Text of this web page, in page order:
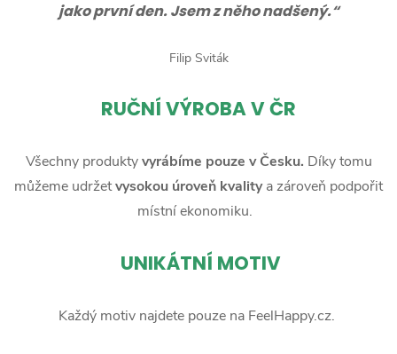
jako první den. Jsem z něho nadšený.“
Filip Sviták
RUČNÍ VÝROBA V ČR
Všechny produktyvyrábíme pouze v Česku. Díky tomu
můžeme udržetvysokou úroveň kvalitya zároveň podpořit
místní ekonomiku.
UNIKÁTNÍ MOTIV
Každý motiv najdete pouze na FeelHappy.cz.